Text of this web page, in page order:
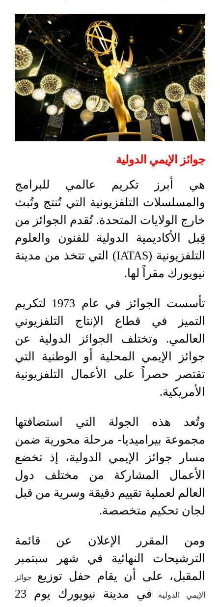
جوائز الإيمي الدولية
هي أبرز تكريم عالمي للبرامج
والمسلسلات التلفزيونية التي تُنتج وتُبث
خارج الولايات المتحدة. تُقدم الجوائز من
قِبل الأكاديمية الدولية للفنون والعلوم
التلفزيونية (IATAS) التي تتخذ من مدينة
نيويورك مقراً لها.
تأسست الجوائز في عام 1973 لتكريم
التميز في قطاع الإنتاج التلفزيوني
العالمي. وتختلف الجوائز الدولية عن
جوائز الإيمي المحلية أو الوطنية التي
تقتصر حصراً على الأعمال التلفزيونية
الأمريكية.
وتُعد هذه الجولة التي استضافتها
مجموعة بيراميديا- مرحلة محورية ضمن
مسار جوائز الإيمي الدولية، إذ تخضع
الأعمال المشاركة من مختلف دول
العالم لعملية تقييم دقيقة وسرية من قبل
لجان تحكيم متخصصة.
ومن المقرر الإعلان عن قائمة
الترشيحات النهائية في شهر سبتمبر
المقبل، على أن يقام حفل توزيع جوائز
الإيمي الدولية
في مدينة نيويورك يوم 23